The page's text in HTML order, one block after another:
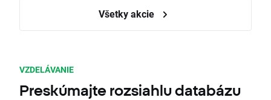
Všetky akcie
VZDELÁVANIE
Preskúmajte rozsiahlu databázu